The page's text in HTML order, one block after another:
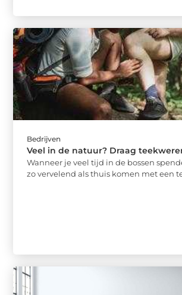
Bedrijven
Veel in de natuur? Draag
Wanneer je veel tijd in de bossen
zo vervelend als thuis komen met een